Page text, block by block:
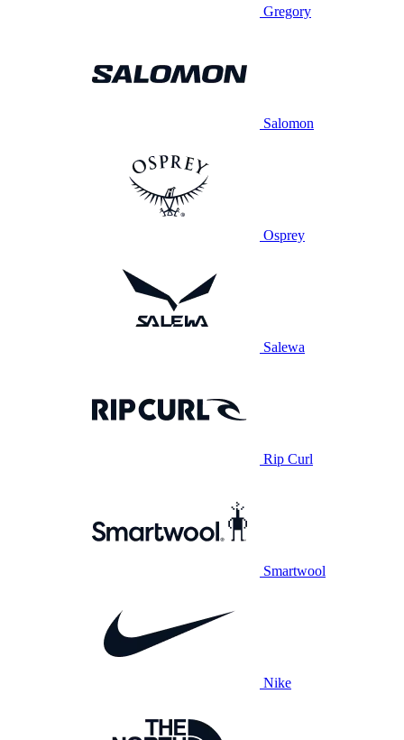
Gregory
Salomon
Osprey
Salewa
Rip Curl
Smartwool
Nike